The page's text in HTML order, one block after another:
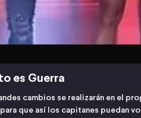
es Guerra
cambios se realizarán en el
que así los capitanes puedan